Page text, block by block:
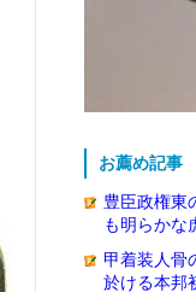
お薦め記事
豊臣政権東
も明らかな
甲着装人骨
於ける本邦